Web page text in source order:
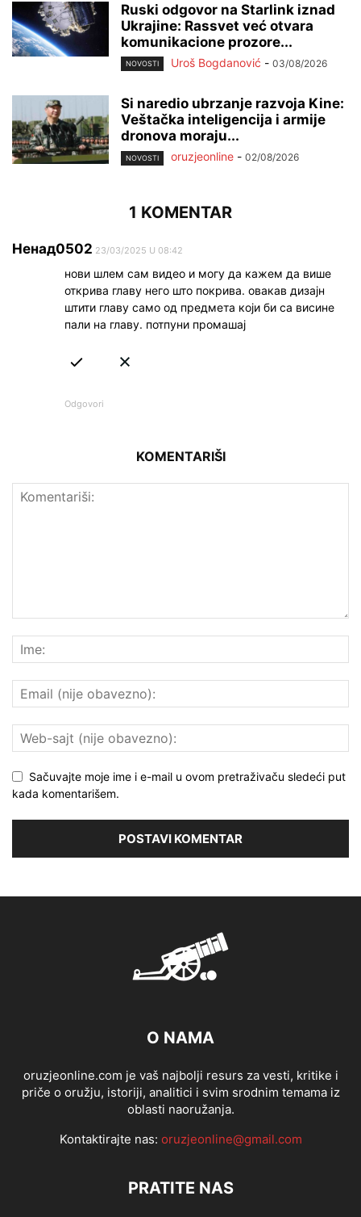
Ruski odgovor na Starlink iznad
Ukrajine: Rassvet već otvara
komunikacione prozore...
NOVOSTI Uroš Bogdanović - 03/08/2026
Si naredio ubrzanje razvoja Kine:
Veštačka inteligencija i armije
dronova moraju...
NOVOSTI oruzjeonline - 02/08/2026
1 KOMENTAR
Ненад0502 23/03/2025 U 08:42
нови шлем сам видео и могу да кажем да више
открива главу него што покрива. овакав дизајн
штити главу само од предмета који би са висине
пали на главу. потпуни промашај
Odgovori
KOMENTARIŠI
Sačuvajte moje ime i e-mail u ovom pretraživaču sledeći put
kada komentarišem.
O NAMA
oruzjeonline.com je vaš najbolji resurs za vesti, kritike i
priče o oružju, istoriji, analitici i svim srodnim temama iz
oblasti naoružanja.
Kontaktirajte nas: oruzjeonline@gmail.com
PRATITE NAS